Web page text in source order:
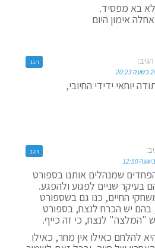
בא מפסיד.
אימון היום
הגיב:
יוחאי ידידי החיובי,
הגב
שמנהלים אותנו בספורט
בעיקר שניים לפגוע ולהפגע.
החיים, כנו גם בשספורט
בהם יש הכרח לנצח, בספורט
"המלצה" לנצח, כי זה כייף.
להלחם כאילו אין מחר, כאילו
הגב